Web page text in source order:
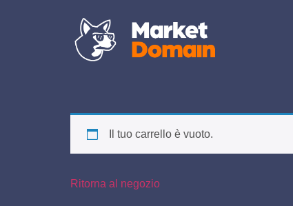
Il tuo carrello è vuoto.
Ritorna al negozio